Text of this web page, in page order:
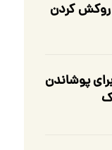
روکش کردن
پوشاندن